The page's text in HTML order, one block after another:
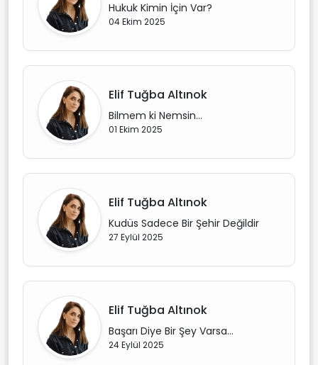
Hukuk Kimin İçin Var?
04 Ekim 2025
Elif Tuğba Altınok
Bilmem ki Nemsin…
01 Ekim 2025
Elif Tuğba Altınok
Kudüs Sadece Bir Şehir Değildir
27 Eylül 2025
Elif Tuğba Altınok
Başarı Diye Bir Şey Varsa…
24 Eylül 2025